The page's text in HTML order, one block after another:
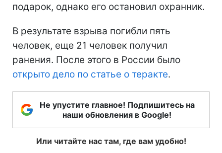
подарок, однако его остановил охранник.
В результате взрыва погибли пять
человек, еще 21 человек получил
ранения. После этого в России было
открыто дело по статье о теракте.
Не упустите главное! Подпишитесь на
наши обновления в Google!
Или читайте нас там, где вам удобно!